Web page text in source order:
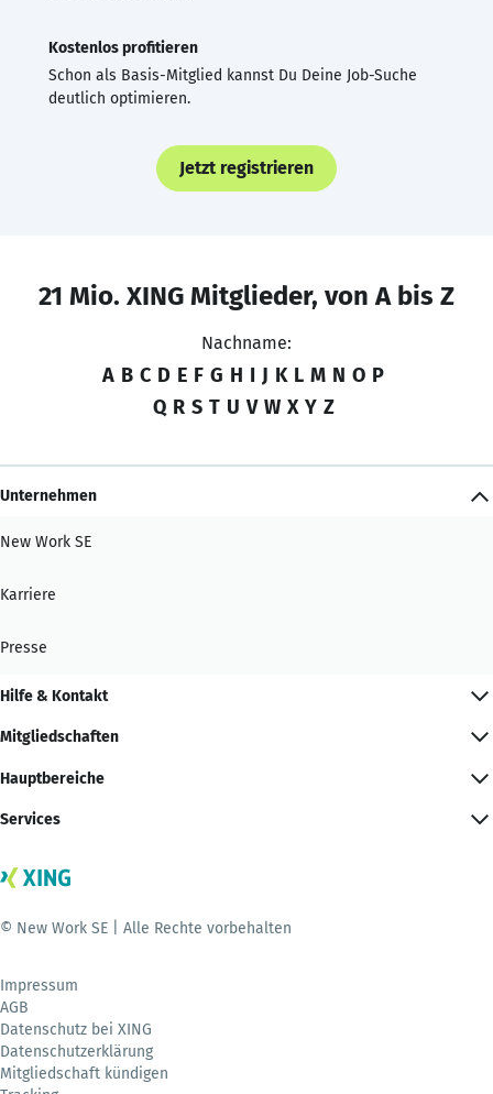
Kostenlos profitieren
Schon als Basis-Mitglied kannst Du Deine Job-Suche
deutlich optimieren.
Jetzt registrieren
21 Mio. XING Mitglieder, von A bis Z
Nachname:
A B C D E F G H I J K L M N O P
Q R S T U V W X Y Z
Unternehmen
New Work SE
Karriere
Presse
Hilfe & Kontakt
Mitgliedschaften
Hauptbereiche
Services
© New Work SE | Alle Rechte vorbehalten
Impressum
AGB
Datenschutz bei XING
Datenschutzerklärung
Mitgliedschaft kündigen